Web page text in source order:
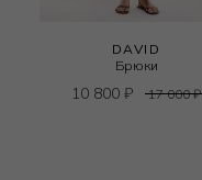
DAVID
Брюки
10 800 ₽ 17 000₽